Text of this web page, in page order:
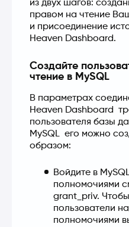
из двух шагов:
правом на чтение
и присоединение
Heaven Dashboard.
Создайте
чтение в MySQL
В параметрах
Heaven Dashboard
пользователя базы
MySQL  его можно
образом:
Войдите в
полномочиями
grant_priv.
пользователи
полномочиями